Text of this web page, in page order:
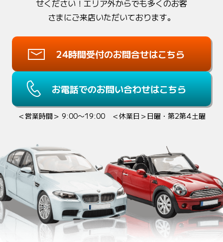
せください！ エリア外からでも多くのお客
さまにご来店いただいております。
24時間受付のお問合せはこちら
お電話でのお問い合わせはこちら
＜営業時間＞ 9:00〜19:00 ＜休業日＞日曜・第2第4土曜